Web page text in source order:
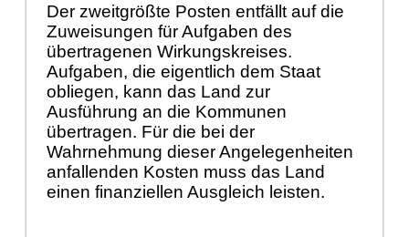
Der zweitgrößte Posten entfällt auf die
Zuweisungen für Aufgaben des
übertragenen Wirkungskreises.
Aufgaben, die eigentlich dem Staat
obliegen, kann das Land zur
Ausführung an die Kommunen
übertragen. Für die bei der
Wahrnehmung dieser Angelegenheiten
anfallenden Kosten muss das Land
einen finanziellen Ausgleich leisten.